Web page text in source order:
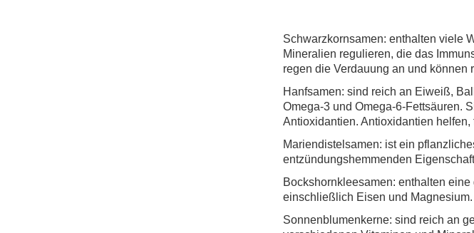
Schwarzkornsamen: enthalten viele
Mineralien regulieren, die das
regen die Verdauung an und können
Hanfsamen: sind reich an Eiweiß,
Omega-3 und Omega-6-Fettsäuren.
Antioxidantien. Antioxidantien
Mariendistelsamen: ist ein
entzündungshemmenden
Bockshornkleesamen: enthalten
einschließlich Eisen und Magnesium.
Sonnenblumenkerne: sind reich an